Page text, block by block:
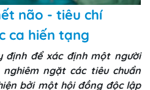
não - tiêu chí
ca hiến tạng
định để xác định một người
ngặt các tiêu chuẩn
bởi một hội đồng độc lập